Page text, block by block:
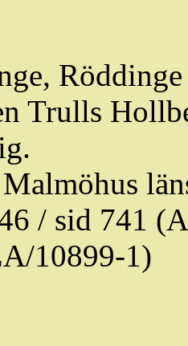
, Röddinge
Trulls
/ sid 741
10899-1)